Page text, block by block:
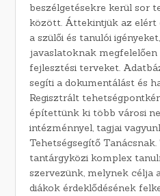
beszélgetésekre kerül sor
között. Áttekintjük az elért
a szülői és tanulói
javaslatoknak
fejlesztési terveket.
segíti a dokumentálást és
Regisztrált
építettünk ki több városi
intézménnyel, tagjai
Tehetségsegítő
tantárgyközi komplex
szervezünk, melynek célja
diákok érdeklődésének